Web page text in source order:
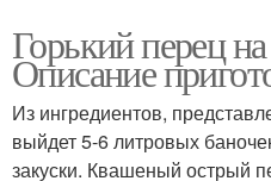
Горький перец
Описание
Из ингредиентов,
выйдет 5-6 литровых
закуски. Квашеный острый